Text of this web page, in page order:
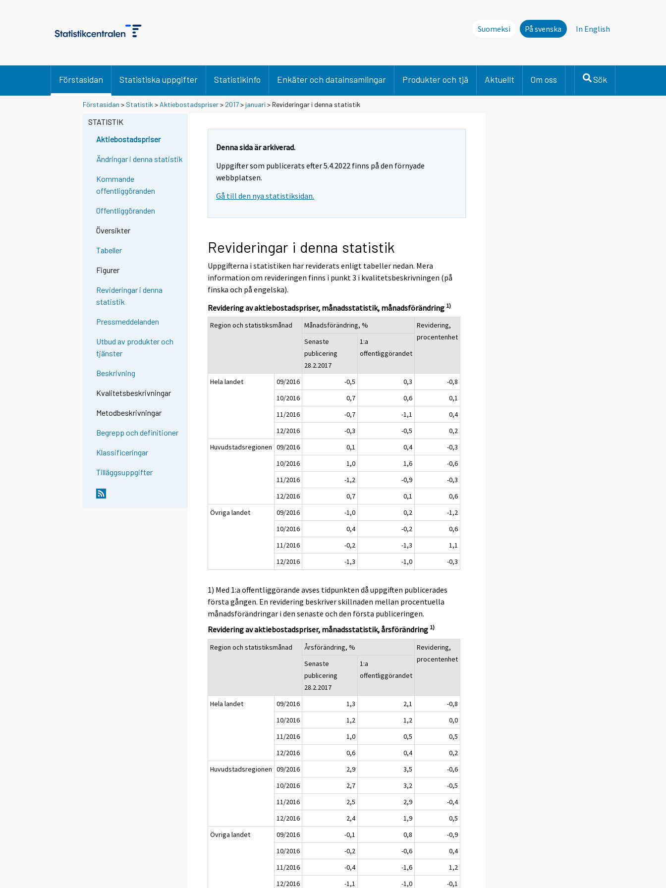
Suomeksi På svenska In English
Förstasidan Statistiska uppgifter Statistikinfo Enkäter och datainsamlingar Produkter och tjä Aktuellt Om oss Sök
Förstasidan > Statistik > Aktiebostadspriser> 2017> januari > Revideringar i denna statistik
STATISTIK
Aktiebostadspriser
Ändringar i denna statistik
Kommande
offentliggöranden
Offentliggöranden
Översikter
Tabeller
Figurer
Revideringar i denna
statistik
Pressmeddelanden
Utbud av produkter och
tjänster
Beskrivning
Kvalitetsbeskrivningar
Metodbeskrivningar
Begrepp och definitioner
Klassificeringar
Tilläggsuppgifter
Denna sida är arkiverad.
Uppgifter som publicerats efter 5.4.2022 finns på den förnyade
webbplatsen.
Gå till den nya statistiksidan.
Revideringar i denna statistik
Uppgifterna i statistiken har reviderats enligt tabeller nedan. Mera
information om revideringen finns i punkt 3 i kvalitetsbeskrivningen (på
finska och på engelska).
Revidering av aktiebostadspriser, månadsstatistik, månadsförändring 1)
Region och statistiksmånad Månadsförändring, %
Revidering,
procentenhet
Senaste
publicering
28.2.2017
1:a
offentliggörandet
Hela landet 09/2016 -0,5 0,3
-0,8
10/2016
0,7 0,6
0,1
11/2016
-0,7 -1,1
0,4
12/2016
-0,3 -0,5
0,2
Huvudstadsregionen 09/2016 0,1 0,4
-0,3
10/2016
1,0 1,6
-0,6
11/2016
-1,2 -0,9
-0,3
12/2016
0,7 0,1
0,6
Övriga landet
09/2016 -1,0 0,2
-1,2
10/2016
0,4 -0,2
0,6
11/2016
-0,2 -1,3
1,1
12/2016
-1,3 -1,0 -0,3
1) Med 1:a offentliggörande avses tidpunkten då uppgiften publicerades
första gången. En revidering beskriver skillnaden mellan procentuella
månadsförändringar i den senaste och den första publiceringen.
Revidering av aktiebostadspriser, månadsstatistik, årsförändring 1)
Region och statistiksmånad Årsförändring, %
Revidering,
procentenhet
Senaste
publicering
28.2.2017
1:a
offentliggörandet
Hela landet 09/2016 1,3 2,1
-0,8
10/2016
1,2 1,2
0,0
11/2016
1,0 0,5
0,5
12/2016
0,6 0,4
0,2
Huvudstadsregionen 09/2016 2,9 3,5
-0,6
10/2016
2,7 3,2
-0,5
11/2016
2,5 2,9
-0,4
12/2016
2,4 1,9
0,5
Övriga landet
09/2016 -0,1 0,8
-0,9
10/2016
-0,2 -0,6
0,4
11/2016
-0,4 -1,6
1,2
12/2016
-1,1 -1,0 -0,1